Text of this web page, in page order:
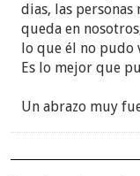
dias, las personas
queda en
lo que él no pudo
Es lo mejor que
Un abrazo muy